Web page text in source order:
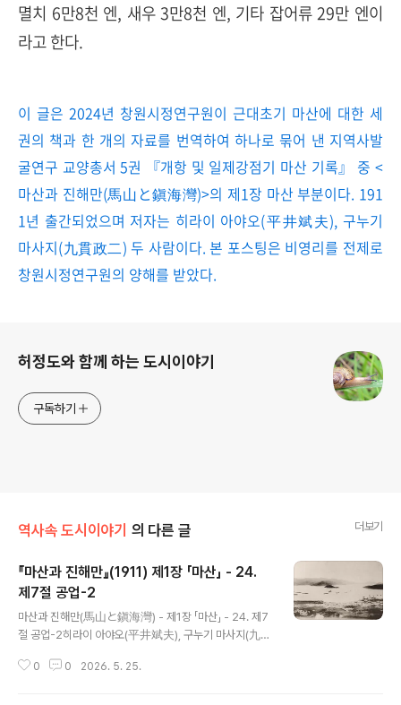
멸치 6만8천 엔, 새우 3만8천 엔, 기타 잡어류 29만 엔이
라고 한다.
이 글은 2024년 창원시정연구원이 근대초기 마산에 대한 세
권의 책과 한 개의 자료를 번역하여 하나로 묶어 낸 지역사발
굴연구 교양총서 5권 『개항 및 일제강점기 마산 기록』 중 <
마산과 진해만(馬山と鎭海灣)>의 제1장 마산 부분이다. 191
1년 출간되었으며 저자는 히라이 아야오(平井斌夫), 구누기
마사지(九貫政二) 두 사람이다. 본 포스팅은 비영리를 전제로
창원시정연구원의 양해를 받았다.
허정도와 함께 하는 도시이야기
구독하기
역사속 도시이야기 의 다른 글 더보기
『마산과 진해만』(1911) 제1장 「마산」 - 24.
제7절 공업-2
마산과 진해만(馬山と鎭海灣) - 제1장 「마산」 - 24. 제7
절 공업-2히라이 아야오(平井斌夫), 구누기 마사지(九貫
店) 명치 44년(1911) 12월 5일 발행 제2항 정미업(精米
0 0 2026. 5. 25.